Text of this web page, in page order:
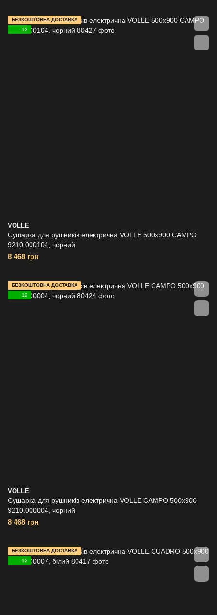
БЕЗКОШТОВНА ДОСТАВКА
12
VOLLE
Сушарка для рушників електрична VOLLE 500x900 CAMPO
9210.000104, чорний
8 468 грн
БЕЗКОШТОВНА ДОСТАВКА
12
VOLLE
Сушарка для рушників електрична VOLLE CAMPO 500x900
9210.000004, чорний
8 468 грн
БЕЗКОШТОВНА ДОСТАВКА
12